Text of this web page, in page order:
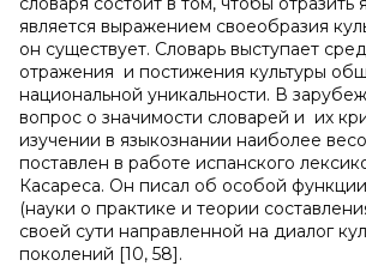
является выражением своеобразия
он существует. Словарь выступает
отражения и постижения культуры
национальной уникальности. В
вопрос о значимости словарей и их
изучении в языкознании наиболее
поставлен в работе испанского
Касареса. Он писал об особой
(науки о практике и теории
своей сути направленной на диалог
поколений [10, 58].